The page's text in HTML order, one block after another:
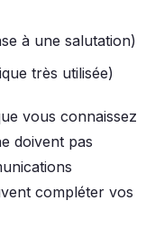
à une salutation)
très utilisée)
vous connaissez
doivent pas
compléter vos